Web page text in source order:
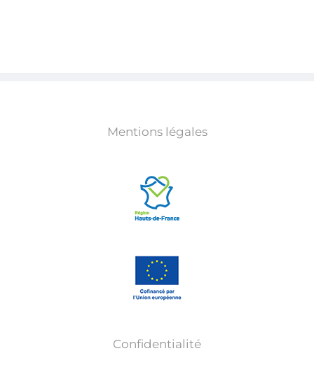
Mentions légales
Confidentialité